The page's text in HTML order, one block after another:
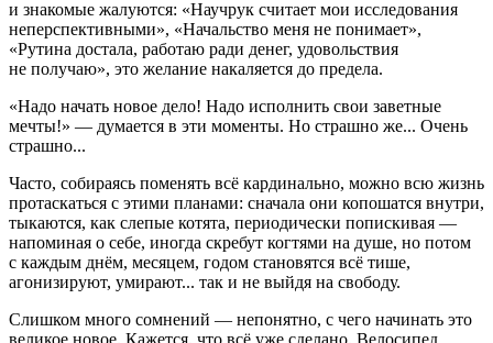
и знакомые жалуются: «Научрук считает мои исследования
неперспективными», «Начальство меня не понимает»,
«Рутина достала, работаю ради денег, удовольствия
не получаю», это желание накаляется до предела.
«Надо начать новое дело! Надо исполнить свои ­заветные
мечты!» — думается в эти моменты. Но страшно же... Очень
страшно...
Часто, собираясь поменять всё кардинально, можно всю жизнь
протаскаться с этими планами: сначала они копошатся внутри,
тыкаются, как слепые котята, периодически попискивая —
напоминая о себе, иногда скребут когтями на душе, но потом
с каждым днём, месяцем, годом становятся всё тише,
агонизируют, умирают... так и не вый­дя на свободу.
Слишком много сомнений — непонятно, с чего начинать это
великое новое. Кажется, что всё уже сделано. Велосипед